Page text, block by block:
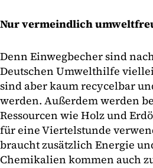
Nur vermeindlich
Denn Einwegbecher sind
Deutschen Umwelthilfe
sind aber kaum recycelbar
werden. Außerdem werden
Ressourcen wie Holz und
für eine Viertelstunde
braucht zusätzlich Energie
Chemikalien kommen auch